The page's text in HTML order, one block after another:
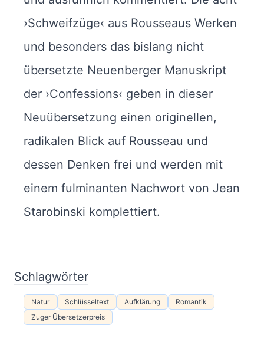
›Schweifzüge‹ aus Rousseaus Werken
und besonders das bislang nicht
übersetzte Neuenberger Manuskript
der ›Confessions‹ geben in dieser
Neuübersetzung einen originellen,
radikalen Blick auf Rousseau und
dessen Denken frei und werden mit
einem fulminanten Nachwort von Jean
Starobinski komplettiert.
Schlagwörter
Natur Schlüsseltext Aufklärung
Romantik
Zuger Übersetzerpreis